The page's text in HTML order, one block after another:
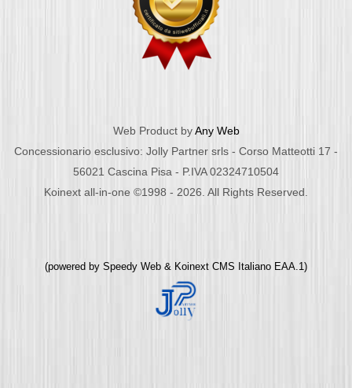
Web Product byAny Web
Concessionario esclusivo: Jolly Partner srls - Corso Matteotti 17 -
56021 Cascina Pisa - P.IVA 02324710504
Koinext all-in-one ©1998 - 2026. All Rights Reserved.
(powered by Speedy Web & Koinext CMS Italiano EAA.1)